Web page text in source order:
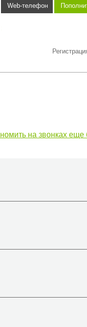
Web-телефон
на звонках